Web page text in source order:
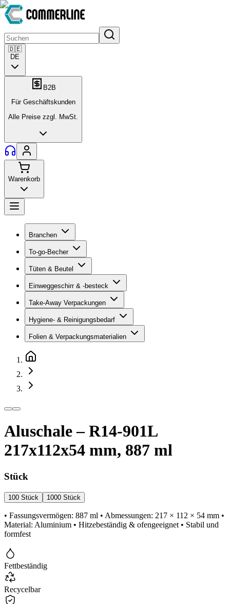
🇩🇪
DE
B2B
Für Geschäftskunden
Alle Preise zzgl. MwSt.
Warenkorb
Branchen
To-go-Becher
Tüten & Beutel
Einweggeschirr & -besteck
Take-Away Verpackungen
Hygiene- & Reinigungsbedarf
Folien & Verpackungsmaterialien
Aluschale – R14-901L
217x112x54 mm, 887 ml
Stück
100 Stück 1000 Stück
• Fassungsvermögen: 887 ml • Abmessungen: 217 × 112 × 54 mm •
Material: Aluminium • Hitzebeständig & ofengeeignet • Stabil und
formfest
Fettbeständig
Recycelbar